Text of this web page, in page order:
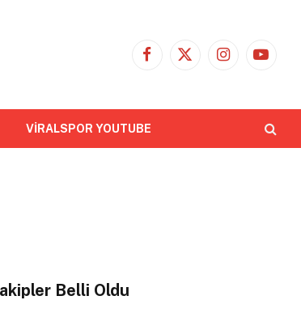
Facebook
X
Instagram
VİRALSPOR YOUTUBE
Belli Oldu